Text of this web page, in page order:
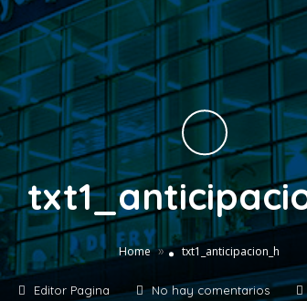
Home » txt1_anticipacion_h
Editor Pagina No hay comentarios